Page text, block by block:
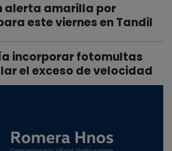
alerta amarilla por
este viernes en Tandil
incorporar fotomultas
el exceso de velocidad